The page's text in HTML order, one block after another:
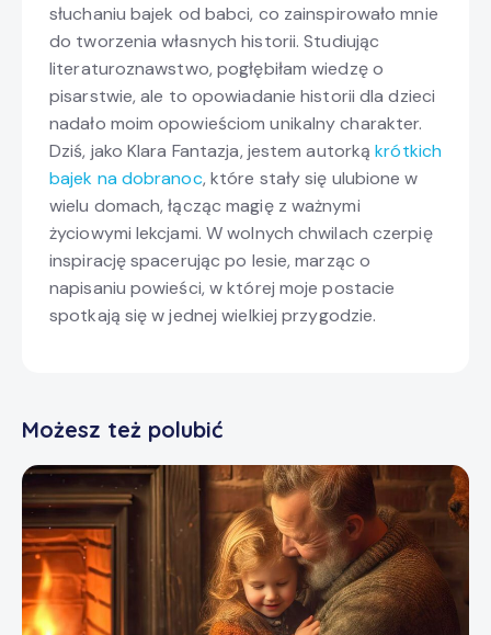
słuchaniu bajek od babci, co zainspirowało mnie
do tworzenia własnych historii. Studiując
literaturoznawstwo, pogłębiłam wiedzę o
pisarstwie, ale to opowiadanie historii dla dzieci
nadało moim opowieściom unikalny charakter.
Dziś, jako Klara Fantazja, jestem autorkąkrótkich
bajek na dobranoc, które stały się ulubione w
wielu domach, łącząc magię z ważnymi
życiowymi lekcjami. W wolnych chwilach czerpię
inspirację spacerując po lesie, marząc o
napisaniu powieści, w której moje postacie
spotkają się w jednej wielkiej przygodzie.
Możesz też polubić